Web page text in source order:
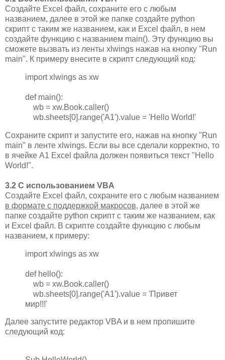
Создайте Excel файл, сохраните его с любым
названием, далее в этой же папке создайте python
скрипт с таким же названием, как и Excel файл, в нем
создайте функцию с названием main(). Эту функцию вы
сможете вызвать из ленты xlwings нажав на кнопку "Run
main". К примеру внесите в скрипт следующий код:
import xlwings as xw
def main():
wb = xw.Book.caller()
wb.sheets[0].range('A1').value = 'Hello World!'
Сохраните скрипт и запустите его, нажав на кнопку "Run
main" в ленте xlwings. Если вы все сделали корректно, то
в ячейке A1 Excel файла должен появиться текст "Hello
World!".
3.2 С использованием VBA
Создайте Excel файл, сохраните его с любым названием
в формате с поддержкой макросов, далее в этой же
папке создайте python скрипт с таким же названием, как
и Excel файл. В скрипте создайте функцию с любым
названием, к примеру:
import xlwings as xw
def hello():
wb = xw.Book.caller()
wb.sheets[0].range('A1').value = 'Привет
мир!!!'
Далее запустите редактор VBA и в нем пропишите
следующий код: